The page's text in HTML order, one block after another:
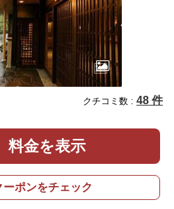
クチコミ数 : 48 件
料金を表示
ーポンをチェック